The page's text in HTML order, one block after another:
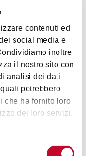
contenuti ed
social media e
inoltre
il nostro sito con
analisi dei dati
potrebbero
che ha fornito loro
dei loro servizi.
navata,
dellaSagrestia
!
contributors ©
COME ARRIVARE